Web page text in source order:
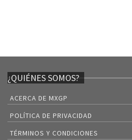
¿QUIÉNES SOMOS?
ACERCA DE MXGP
POLÍTICA DE PRIVACIDAD
TÉRMINOS Y CONDICIONES